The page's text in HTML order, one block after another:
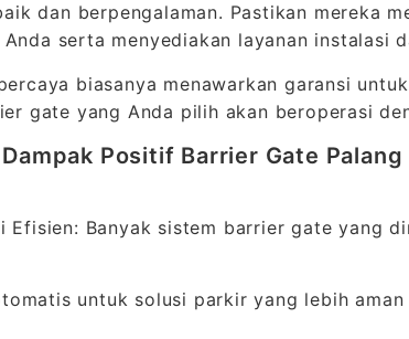
dan berpengalaman. Pastikan mereka
serta menyediakan layanan instalasi
biasanya menawarkan garansi
gate yang Anda pilih akan beroperasi
Positif Barrier Gate
Efisien: Banyak sistem barrier gate yang
untuk solusi parkir yang lebih